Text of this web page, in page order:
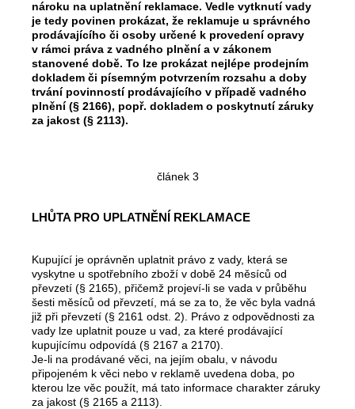
nároku na uplatnění reklamace. Vedle vytknutí vady
je tedy povinen prokázat, že reklamuje u správného
prodávajícího či osoby určené k provedení opravy
v rámci práva z vadného plnění a v zákonem
stanovené době. To lze prokázat nejlépe prodejním
dokladem či písemným potvrzením rozsahu a doby
trvání povinností prodávajícího v případě vadného
plnění (§ 2166), popř. dokladem o poskytnutí záruky
za jakost (§ 2113).
článek 3
LHŮTA PRO UPLATNĚNÍ REKLAMACE
Kupující je oprávněn uplatnit právo z vady, která se
vyskytne u spotřebního zboží v době 24 měsíců od
převzetí (§ 2165), přičemž projeví-li se vada v průběhu
šesti měsíců od převzetí, má se za to, že věc byla vadná
již při převzetí (§ 2161 odst. 2). Právo z odpovědnosti za
vady lze uplatnit pouze u vad, za které prodávající
kupujícímu odpovídá (§ 2167 a 2170).
Je-li na prodávané věci, na jejím obalu, v návodu
připojeném k věci nebo v reklamě uvedena doba, po
kterou lze věc použít, má tato informace charakter záruky
za jakost (§ 2165 a 2113).